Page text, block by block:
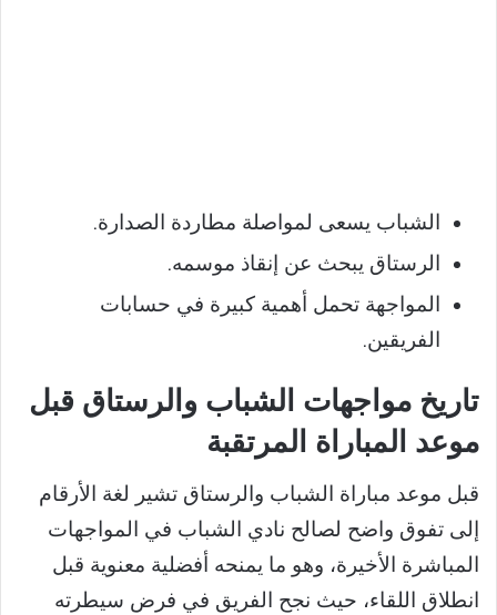
الشباب يسعى لمواصلة مطاردة الصدارة.
الرستاق يبحث عن إنقاذ موسمه.
المواجهة تحمل أهمية كبيرة في حسابات
الفريقين.
تاريخ مواجهات الشباب والرستاق قبل
موعد المباراة المرتقبة
قبل موعد مباراة الشباب والرستاق تشير لغة الأرقام
إلى تفوق واضح لصالح نادي الشباب في المواجهات
المباشرة الأخيرة، وهو ما يمنحه أفضلية معنوية قبل
انطلاق اللقاء، حيث نجح الفريق في فرض سيطرته